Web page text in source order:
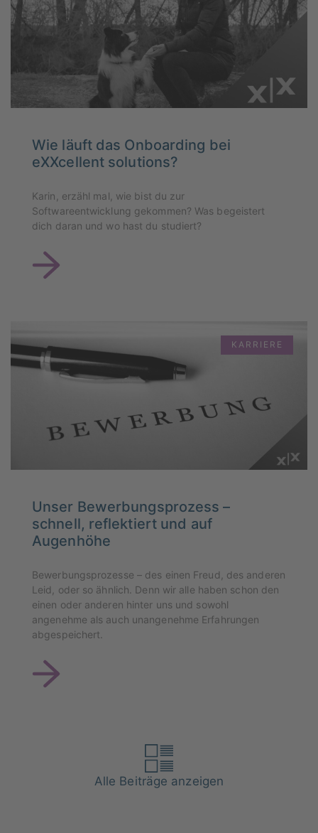
Wie läuft das Onboarding bei
eXXcellent solutions?
Karin, erzähl mal, wie bist du zur
Softwareentwicklung gekommen? Was begeistert
dich daran und wo hast du studiert?
KARRIERE
Unser Bewerbungsprozess –
schnell, reflektiert und auf
Augenhöhe
Bewerbungsprozesse – des einen Freud, des anderen
Leid, oder so ähnlich. Denn wir alle haben schon den
einen oder anderen hinter uns und sowohl
angenehme als auch unangenehme Erfahrungen
abgespeichert.
Alle Beiträge anzeigen